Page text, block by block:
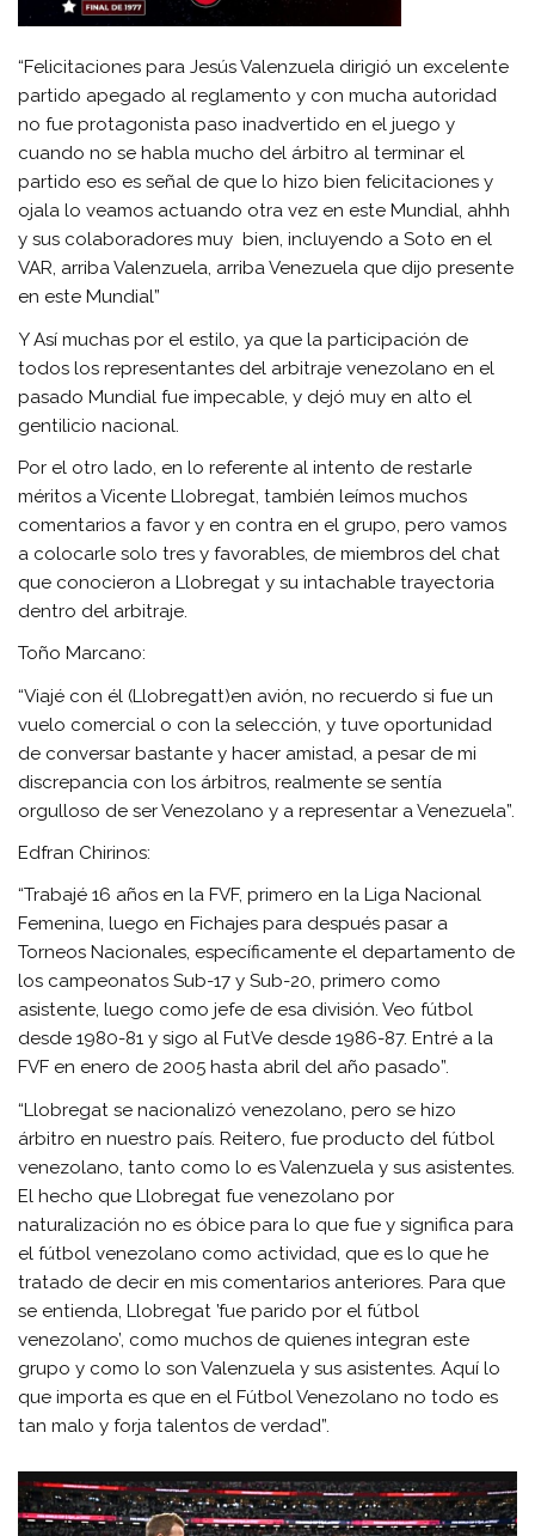
“Felicitaciones para Jesús Valenzuela dirigió un excelente
partido apegado al reglamento y con mucha autoridad
no fue protagonista paso inadvertido en el juego y
cuando no se habla mucho del árbitro al terminar el
partido eso es señal de que lo hizo bien felicitaciones y
ojala lo veamos actuando otra vez en este Mundial, ahhh
y sus colaboradores muy bien, incluyendo a Soto en el
VAR, arriba Valenzuela, arriba Venezuela que dijo presente
en este Mundial”
Y Así muchas por el estilo, ya que la participación de
todos los representantes del arbitraje venezolano en el
pasado Mundial fue impecable, y dejó muy en alto el
gentilicio nacional.
Por el otro lado, en lo referente al intento de restarle
méritos a Vicente Llobregat, también leímos muchos
comentarios a favor y en contra en el grupo, pero vamos
a colocarle solo tres y favorables, de miembros del chat
que conocieron a Llobregat y su intachable trayectoria
dentro del arbitraje.
Toño Marcano:
“Viajé con él (Llobregatt)en avión, no recuerdo si fue un
vuelo comercial o con la selección, y tuve oportunidad
de conversar bastante y hacer amistad, a pesar de mi
discrepancia con los árbitros, realmente se sentía
orgulloso de ser Venezolano y a representar a Venezuela”.
Edfran Chirinos:
“Trabajé 16 años en la FVF, primero en la Liga Nacional
Femenina, luego en Fichajes para después pasar a
Torneos Nacionales, específicamente el departamento de
los campeonatos Sub-17 y Sub-20, primero como
asistente, luego como jefe de esa división. Veo fútbol
desde 1980-81 y sigo al FutVe desde 1986-87. Entré a la
FVF en enero de 2005 hasta abril del año pasado”.
“Llobregat se nacionalizó venezolano, pero se hizo
árbitro en nuestro país. Reitero, fue producto del fútbol
venezolano, tanto como lo es Valenzuela y sus asistentes.
El hecho que Llobregat fue venezolano por
naturalización no es óbice para lo que fue y significa para
el fútbol venezolano como actividad, que es lo que he
tratado de decir en mis comentarios anteriores. Para que
se entienda, Llobregat ’fue parido por el fútbol
venezolano’, como muchos de quienes integran este
grupo y como lo son Valenzuela y sus asistentes. Aquí lo
que importa es que en el Fútbol Venezolano no todo es
tan malo y forja talentos de verdad”.